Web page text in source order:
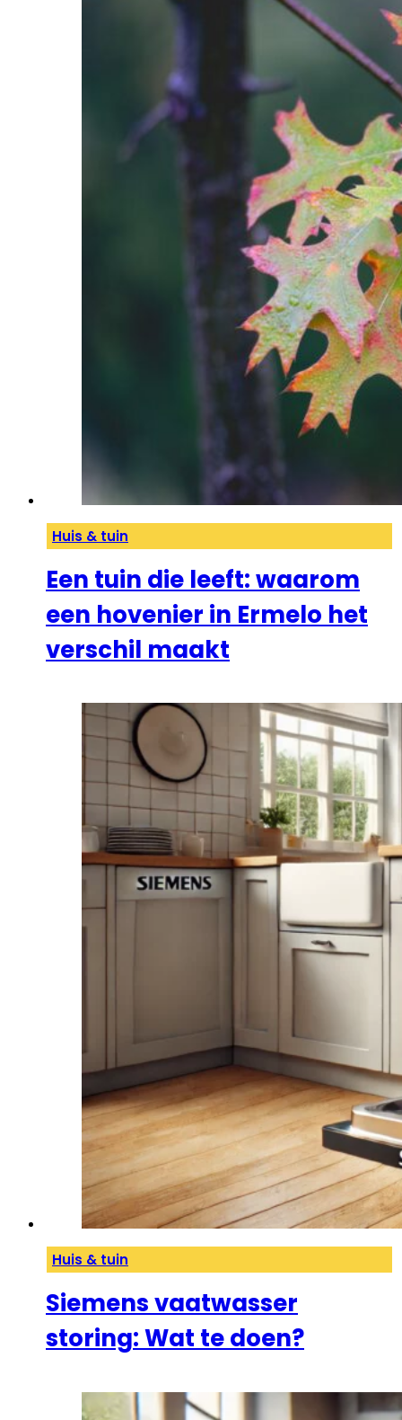
Huis & tuin
Een tuin die leeft: waarom
een hovenier in Ermelo het
verschil maakt
Huis & tuin
Siemens vaatwasser
storing: Wat te doen?